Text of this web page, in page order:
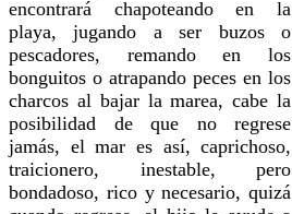
encontrará chapoteando en la
playa, jugando a ser buzos o
pescadores, remando en los
bonguitos o atrapando peces en los
charcos al bajar la marea, cabe la
posibilidad de que no regrese
jamás, el mar es así, caprichoso,
traicionero, inestable, pero
bondadoso, rico y necesario, quizá